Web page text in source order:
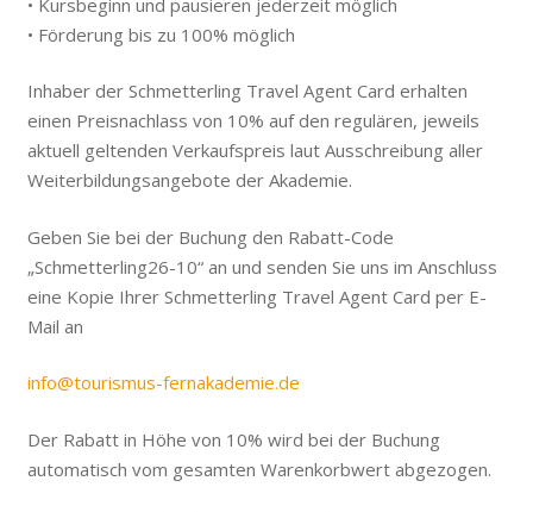
• Förderung bis zu 100% möglich
Inhaber der Schmetterling Travel Agent Card erhalten
einen Preisnachlass von 10% auf den regulären, jeweils
aktuell geltenden Verkaufspreis laut Ausschreibung aller
Weiterbildungsangebote der Akademie.
Geben Sie bei der Buchung den Rabatt-Code
„Schmetterling26-10“ an und senden Sie uns im Anschluss
eine Kopie Ihrer Schmetterling Travel Agent Card per E-
Mail an
info@tourismus-fernakademie.de
Der Rabatt in Höhe von 10% wird bei der Buchung
automatisch vom gesamten Warenkorbwert abgezogen.